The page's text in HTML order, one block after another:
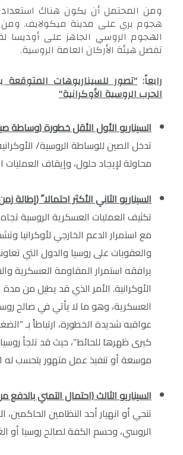
ومن المحتمل أن يكون هناك
هجوم بري على مدينة ميكولايف. ومن
الهجوم الروسي الجاهز على أوديسا
تفضل هيئة الأركان العامة الروسية.
رابعاً: “تصور للسيناريوهات
الحرب الروسية الأوكرانية“
السيناريو الأول الأقل خطورة (وساطة
تدخل الصين للوساطة الروسية/
محاولة لإيجاد حلول، وإيقاف العمليات
السيناريو الثاني الأكثر احتمالا ً (إطالة
تكثيف العمليات العسكرية الروسية
مع استمرار الدعم الخارجي لأوكرانيا
والعقوبات على روسيا والدول التي
يرافقه استمرار المقاومة العسكرية
الأوكرانية. الأمر الذي قد يطيل من مدة
العسكرية، وهو ما لا يأتي في صالح
عواقبه شديدة الخطورة، ارتباطاً بـ
كبرى ظهرها للحائط”، حيث قد تلجأ روسيا
موسعة أو تنفيذ عمل متهور يتحسب له
السيناريو الثالث (احتمال التمني بالدفع
تنحي أو انهيار أحد النظامين الحاكمين،
الروسي، وحسم الكفة لصالح روسيا أو